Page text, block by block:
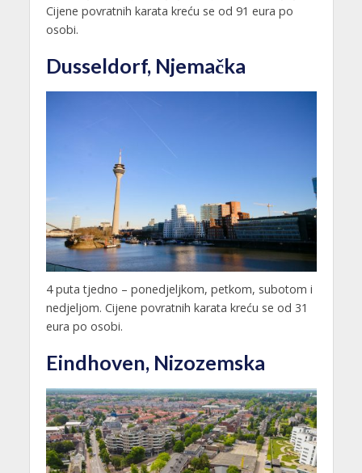
Cijene povratnih karata kreću se od 91 eura po
osobi.
Dusseldorf, Njemačka
4 puta tjedno – ponedjeljkom, petkom, subotom i
nedjeljom. Cijene povratnih karata kreću se od 31
eura po osobi.
Eindhoven, Nizozemska